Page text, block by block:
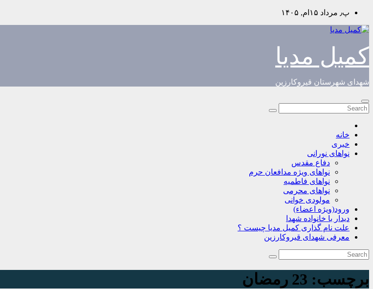
Skip
content
پ٫ مرداد ۱۵ام, ۱۴۰۵
کمیل مدیا
شهدای شهرستان قیروکارزین
خانه
خبری
نواهای نورانی
دفاع مقدس
نواهای ویژه مدافعان حرم
نواهای فاطمیه
نواهای محرمی
مولودی خوانی
ورود(ویژه اعضاء)
دیدار با خانواده شهدا
علت نام گذاری کمیل مدیا چیست ؟
معرفی شهدای قیروکارزین
برچسب: 23 رمضان